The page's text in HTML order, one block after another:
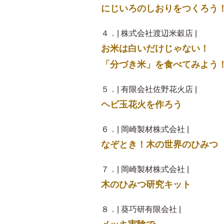
にじいろのしおりをつくろう
４．| 株式会社渡辺米穀店 |
お米は白いだけじゃない！
「分づき米」を食べてみよう
５．| 有限会社佐野花火店 |
ヘビ玉花火を作ろう
６．| 岡崎製材株式会社 |
なぞとき！木の世界のひみつ
７．| 岡崎製材株式会社 |
木のひみつ研究キット
８．| 葵巧研有限会社 |